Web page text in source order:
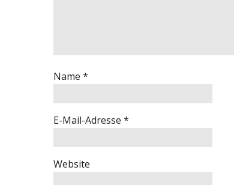
Name *
E-Mail-Adresse *
Website